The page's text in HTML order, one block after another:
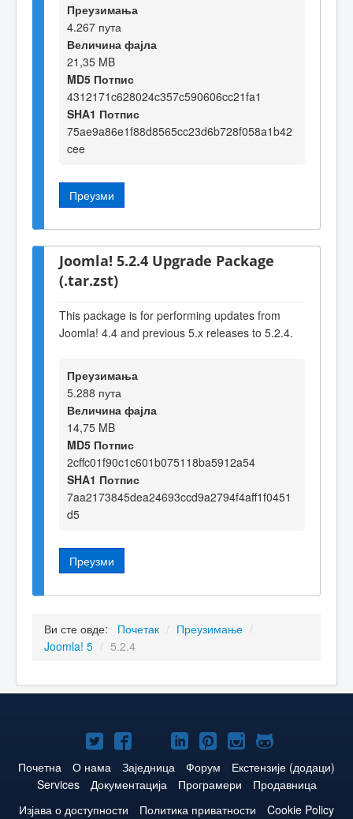
Преузимања
4.267 пута
Величина фајла
21,35 MB
MD5 Потпис
4312171c628024c357c590606cc21fa1
SHA1 Потпис
75ae9a86e1f88d8565cc23d6b728f058a1b42
cee
Преузми
Joomla! 5.2.4 Upgrade Package
(.tar.zst)
This package is for performing updates from
Joomla! 4.4 and previous 5.x releases to 5.2.4.
Преузимања
5.288 пута
Величина фајла
14,75 MB
MD5 Потпис
2cffc01f90c1c601b075118ba5912a54
SHA1 Потпис
7aa2173845dea24693ccd9a2794f4aff1f0451
d5
Преузми
Ви сте овде: Почетак / Преузимање /
Joomla! 5 / 5.2.4
Joomla!
нa
Twitteru
Joomla!
нa
Facebooku
Joomla!
нa
YouTube
Joomla!
нa
LinkedIn
Joomla!
нa
Pinterest
Joomla!
нa
Instagram
Joomla!
нa
GitHub
Почетна О нама Заједница Форум
Екстензије (додаци)
Services
Документација Програмери
Продавница
Изјава о доступности
Политика приватности
Cookie Policy